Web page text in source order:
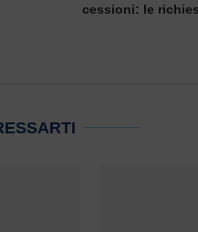
cessioni: le